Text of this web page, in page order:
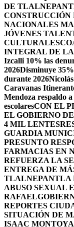
DE
CONSTRUCCIÓN
NACIONALES
JÓVENES
CULTURALES
INTEGRAL DE
Izcalli 10% las
2026Disminuye
durante 2026
Caravanas
Mendoza respaldo
escolaresCON EL
EL GOBIERNO
4 MIL LENTES
GUARDIA
PRESUNTO
FARMACIAS EN
REFUERZA LA
ENTREGA DE
TLALNEPANTLA
ABUSO SEXUAL
RAFAEL
REPORTES
SITUACIÓN DE
ISAAC